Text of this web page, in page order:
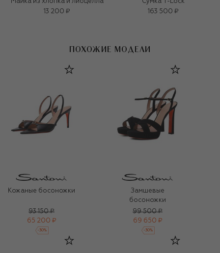
13 200 ₽
163 500 ₽
ПОХОЖИЕ МОДЕЛИ
Кожаные босоножки
93 150 ₽
65 200 ₽
-30%
Замшевые
босоножки
99 500 ₽
69 650 ₽
-30%